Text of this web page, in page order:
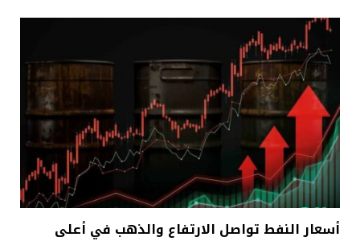
أسعار النفط تواصل الارتفاع والذهب في أعلى